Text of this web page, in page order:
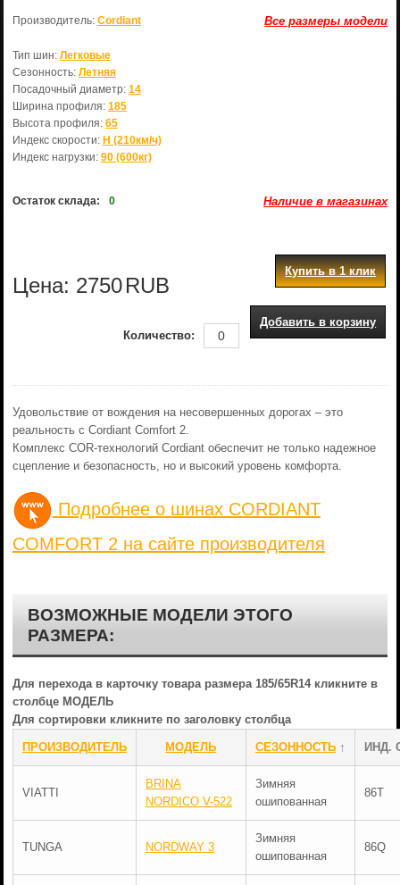
Все размеры модели
Производитель: Cordiant
Тип шин: Легковые
Сезонность: Летняя
Посадочный диаметр: 14
Ширина профиля: 185
Высота профиля: 65
Индекс скорости: H (210км/ч)
Индекс нагрузки: 90 (600кг)
Остаток склада: 0 Наличие в магазинах
Цена: 2750RUB
Купить в 1 клик
Добавить в корзину
Количество:
Удовольствие от вождения на несовершенных дорогах – это
реальность с Cordiant Comfort 2.
Комплекс COR-технологий Cordiant обеспечит не только надежное
сцепление и безопасность, но и высокий уровень комфорта.
Подробнее о шинах CORDIANT
COMFORT 2 на сайте производителя
ВОЗМОЖНЫЕ МОДЕЛИ ЭТОГО
РАЗМЕРА:
Для перехода в карточку товара размера 185/65R14 кликните в
столбце МОДЕЛЬ
Для сортировки кликните по заголовку столбца
ПРОИЗВОДИТЕЛЬ МОДЕЛЬ СЕЗОННОСТЬ↑ ИНД.
VIATTI
BRINA
NORDICO V-522
Зимняя
ошипованная
86T
TUNGA NORDWAY 3
Зимняя
ошипованная
86Q